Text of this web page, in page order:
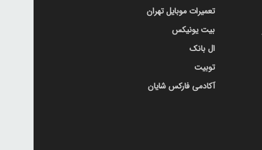
تعمیرات موبایل تهران
بیت یونیکس
ال بانک
توبیت
آکادمی فارکس شایان